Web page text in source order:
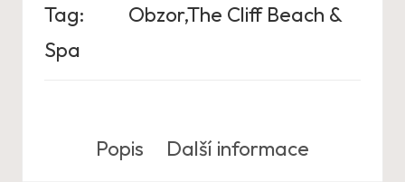
Tag:
Obzor,The Cliff Beach &
Spa
Popis Další informace